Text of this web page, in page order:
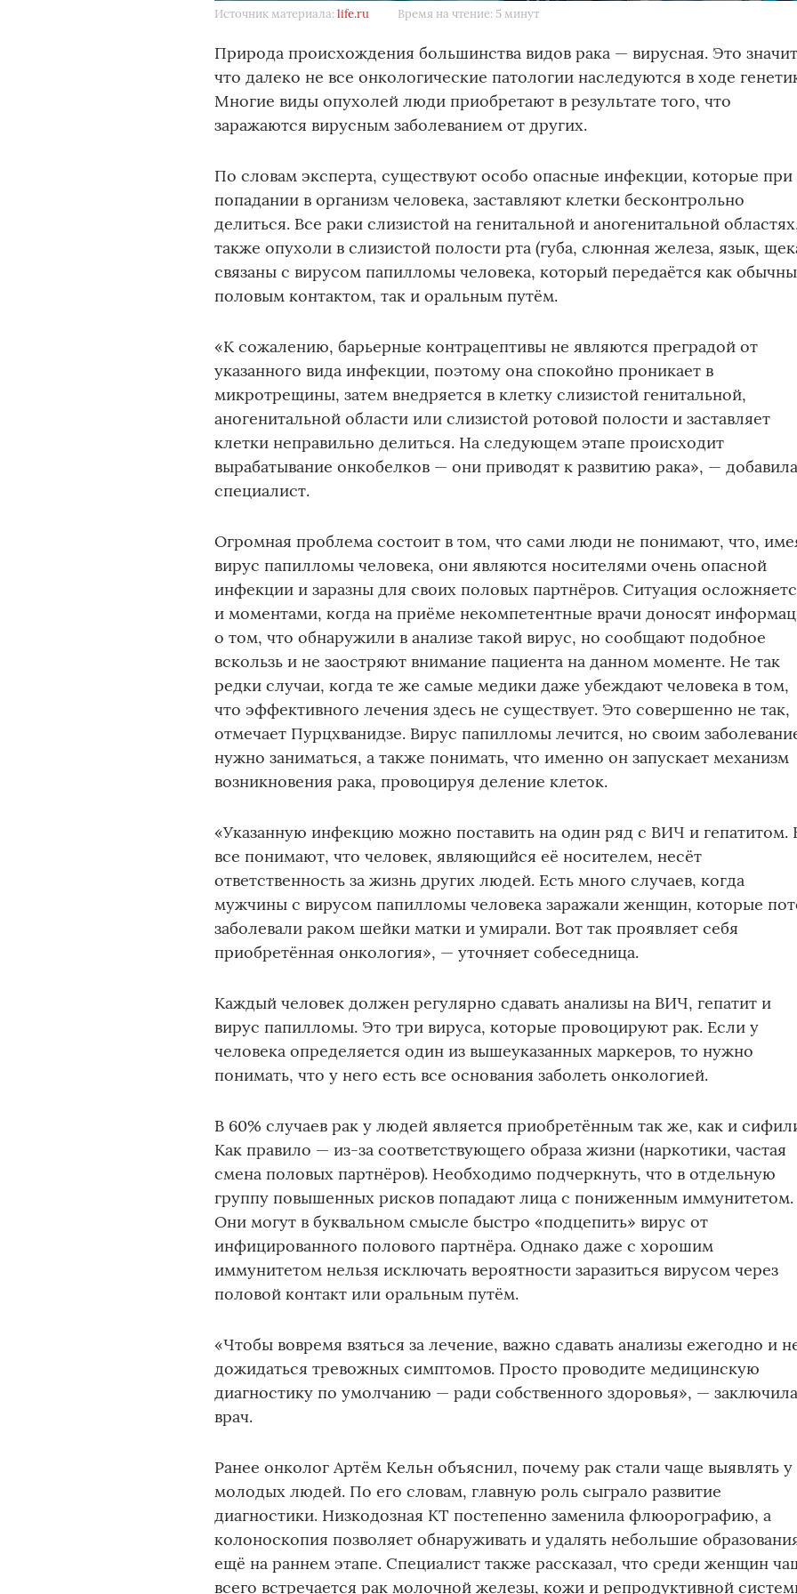
Источник материала:life.ru Время на чтение: 5 минут
Природа происхождения большинства видов рака — вирусная. Это
что далеко не все онкологические патологии наследуются в ходе
Многие виды опухолей люди приобретают в результате того, что
заражаются вирусным заболеванием от других.
По словам эксперта, существуют особо опасные инфекции, которые при
попадании в организм человека, заставляют клетки бесконтрольно
делиться. Все раки слизистой на генитальной и аногенитальной
также опухоли в слизистой полости рта (губа, слюнная железа, язык,
связаны с вирусом папилломы человека, который передаётся как
половым контактом, так и оральным путём.
«К сожалению, барьерные контрацептивы не являются преградой от
указанного вида инфекции, поэтому она спокойно проникает в
микротрещины, затем внедряется в клетку слизистой генитальной,
аногенитальной области или слизистой ротовой полости и заставляет
клетки неправильно делиться. На следующем этапе происходит
вырабатывание онкобелков — они приводят к развитию рака», — добавила
специалист.
Огромная проблема состоит в том, что сами люди не понимают, что,
вирус папилломы человека, они являются носителями очень опасной
инфекции и заразны для своих половых партнёров. Ситуация
и моментами, когда на приёме некомпетентные врачи доносят
о том, что обнаружили в анализе такой вирус, но сообщают подобное
вскользь и не заостряют внимание пациента на данном моменте. Не так
редки случаи, когда те же самые медики даже убеждают человека в том,
что эффективного лечения здесь не существует. Это совершенно не так,
отмечает Пурцхванидзе. Вирус папилломы лечится, но своим
нужно заниматься, а также понимать, что именно он запускает механизм
возникновения рака, провоцируя деление клеток.
«Указанную инфекцию можно поставить на один ряд с ВИЧ и гепатитом.
все понимают, что человек, являющийся её носителем, несёт
ответственность за жизнь других людей. Есть много случаев, когда
мужчины с вирусом папилломы человека заражали женщин, которые
заболевали раком шейки матки и умирали. Вот так проявляет себя
приобретённая онкология», — уточняет собеседница.
Каждый человек должен регулярно сдавать анализы на ВИЧ, гепатит и
вирус папилломы. Это три вируса, которые провоцируют рак. Если у
человека определяется один из вышеуказанных маркеров, то нужно
понимать, что у него есть все основания заболеть онкологией.
В 60% случаев рак у людей является приобретённым так же, как и
Как правило — из-за соответствующего образа жизни (наркотики, частая
смена половых партнёров). Необходимо подчеркнуть, что в отдельную
группу повышенных рисков попадают лица с пониженным иммунитетом.
Они могут в буквальном смысле быстро «подцепить» вирус от
инфицированного полового партнёра. Однако даже с хорошим
иммунитетом нельзя исключать вероятности заразиться вирусом через
половой контакт или оральным путём.
«Чтобы вовремя взяться за лечение, важно сдавать анализы ежегодно и
дожидаться тревожных симптомов. Просто проводите медицинскую
диагностику по умолчанию — ради собственного здоровья», — заключила
врач.
Ранее онколог Артём Кельн объяснил, почему рак стали чаще выявлять у
молодых людей. По его словам, главную роль сыграло развитие
диагностики. Низкодозная КТ постепенно заменила флюорографию, а
колоноскопия позволяет обнаруживать и удалять небольшие
ещё на раннем этапе. Специалист также рассказал, что среди женщин
всего встречается рак молочной железы, кожи и репродуктивной